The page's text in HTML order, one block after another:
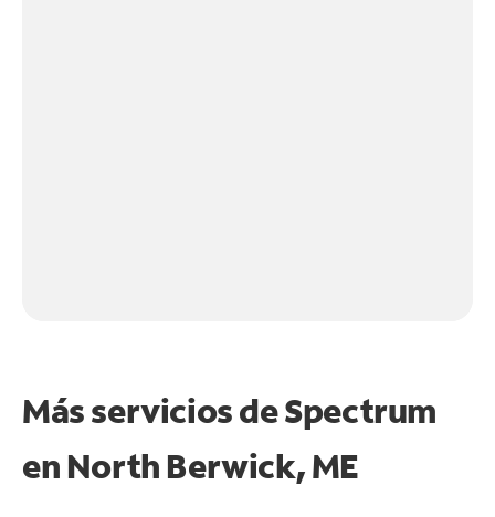
Más servicios de Spectrum
en North Berwick, ME